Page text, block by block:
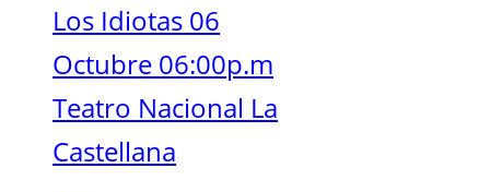
Los Idiotas 06
Octubre 06:00p.m
Teatro Nacional La
Castellana